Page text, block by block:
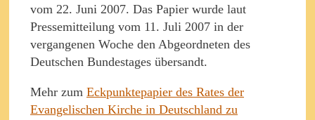
vom 22. Juni 2007. Das Papier wurde laut
Pressemitteilung vom 11. Juli 2007 in der
vergangenen Woche den Abgeordneten des
Deutschen Bundestages übersandt.
Mehr zum Eckpunktepapier des Rates der
Evangelischen Kirche in Deutschland zu